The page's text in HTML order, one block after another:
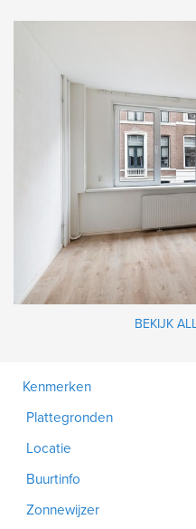
BEKIJK
Kenmerken
Plattegronden
Locatie
Buurtinfo
Zonnewijzer